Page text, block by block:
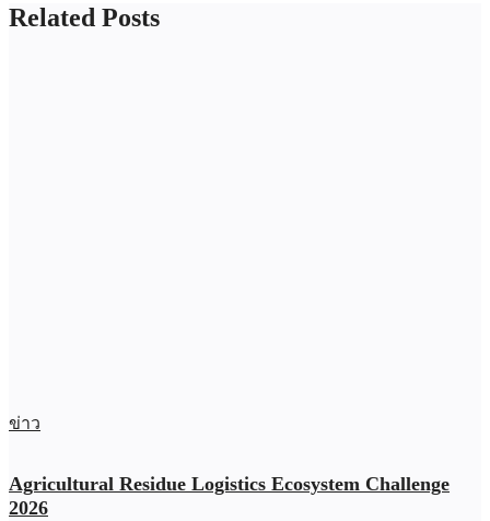
Related Posts
ข่าว
Agricultural Residue Logistics Ecosystem Challenge
2026